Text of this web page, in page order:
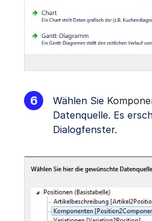
Wählen Sie
Datenquelle. Es
Dialogfenster.